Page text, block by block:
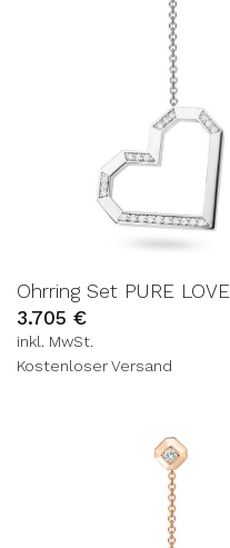
Ohrring Set PURE LOVE
3.705 €
inkl. MwSt.
Kostenloser Versand